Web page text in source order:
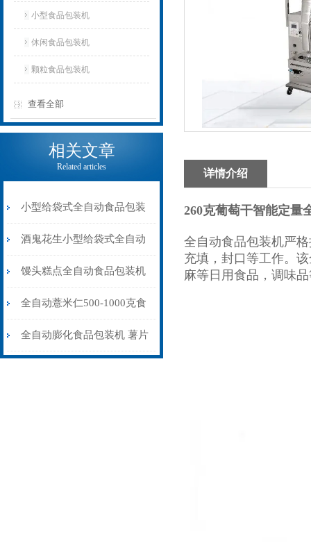
小型食品包装机
休闲食品包装机
颗粒食品包装机
查看全部
相关文章
Related articles
小型给袋式全自动食品包装
机100-1000克
酒鬼花生小型给袋式全自动
食品包装机定制
馒头糕点全自动食品包装机
可充氮气
全自动薏米仁500-1000克食
品包装机设备
全自动膨化食品包装机 薯片
详情介绍
260克葡萄干智能定量
全自动食品包装机严
充填，封口等工作。
麻等日用食品，调味